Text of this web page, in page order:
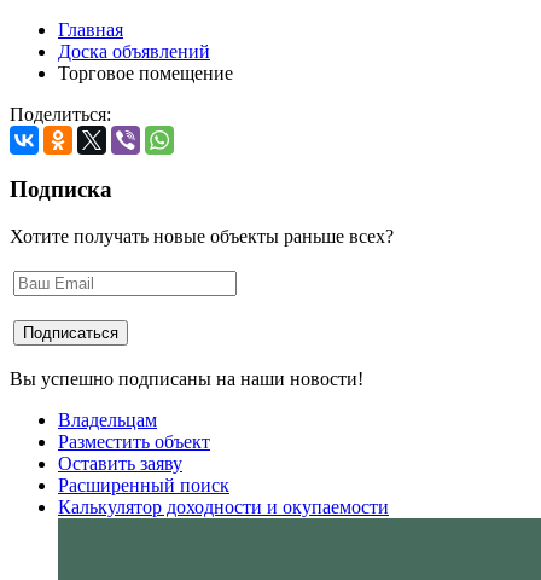
Главная
Доска объявлений
Торговое помещение
Поделиться:
Подписка
Хотите получать новые объекты раньше всех?
Вы успешно подписаны на наши новости!
Владельцам
Разместить объект
Оставить заяву
Расширенный поиск
Калькулятор доходности и окупаемости